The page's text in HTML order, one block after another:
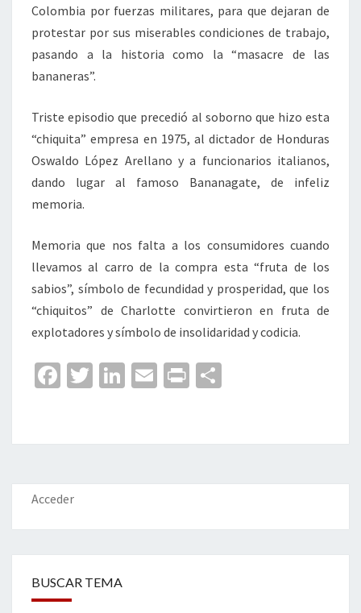
Colombia por fuerzas militares, para que dejaran de
protestar por sus miserables condiciones de trabajo,
pasando a la historia como la “masacre de las
bananeras”.
Triste episodio que precedió al soborno que hizo esta
“chiquita” empresa en 1975, al dictador de Honduras
Oswaldo López Arellano y a funcionarios italianos,
dando lugar al famoso Bananagate, de infeliz
memoria.
Memoria que nos falta a los consumidores cuando
llevamos al carro de la compra esta “fruta de los
sabios”, símbolo de fecundidad y prosperidad, que los
“chiquitos” de Charlotte convirtieron en fruta de
explotadores y símbolo de insolidaridad y codicia.
Fa
o
o
k
T
er
Li
dI
n
E
l
Pr
p
ar
Acceder
BUSCAR TEMA